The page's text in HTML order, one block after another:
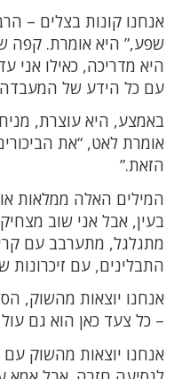
אנחנו קונות בצלים –
שפע,” היא אומרת. קפה
היא מדריכה, כאילו אני
עם כל הידע של
באמצע, היא עוצרת,
אומרת לאט, “את
הזאת.”
המילים האלה ממלאות
בעין, אבל אני שוב
מתגלגל, מתערבב עם
התבלינים, עם זיכרונות
אנחנו יוצאות מהשוק,
– כל צעד כאן הוא גם
אנחנו יוצאות מהשוק